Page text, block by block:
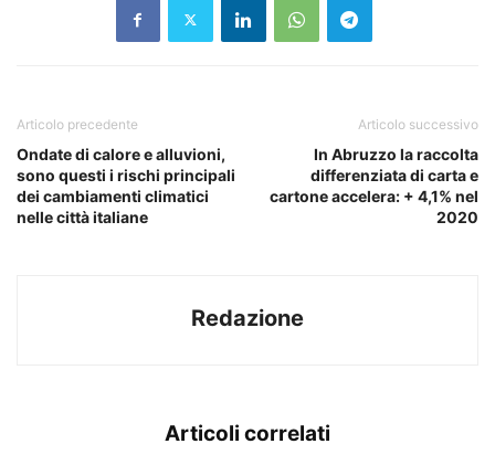
Articolo precedente
Ondate di calore e alluvioni,
sono questi i rischi principali
dei cambiamenti climatici
nelle città italiane
Articolo successivo
In Abruzzo la raccolta
differenziata di carta e
cartone accelera: + 4,1% nel
2020
Redazione
Articoli correlati